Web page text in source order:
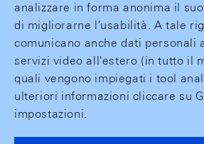
analizzare in forma anonima il
di migliorarne l'usabilità. A tale
comunicano anche dati personali
servizi video all'estero (in tutto il
quali vengono impiegati i tool
ulteriori informazioni cliccare su
impostazioni.